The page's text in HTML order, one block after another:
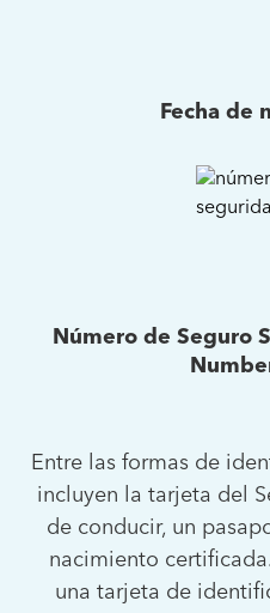
Fecha de
Número de Seguro
Entre las formas de
incluyen la tarjeta del
de conducir, un
nacimiento
una tarjeta de